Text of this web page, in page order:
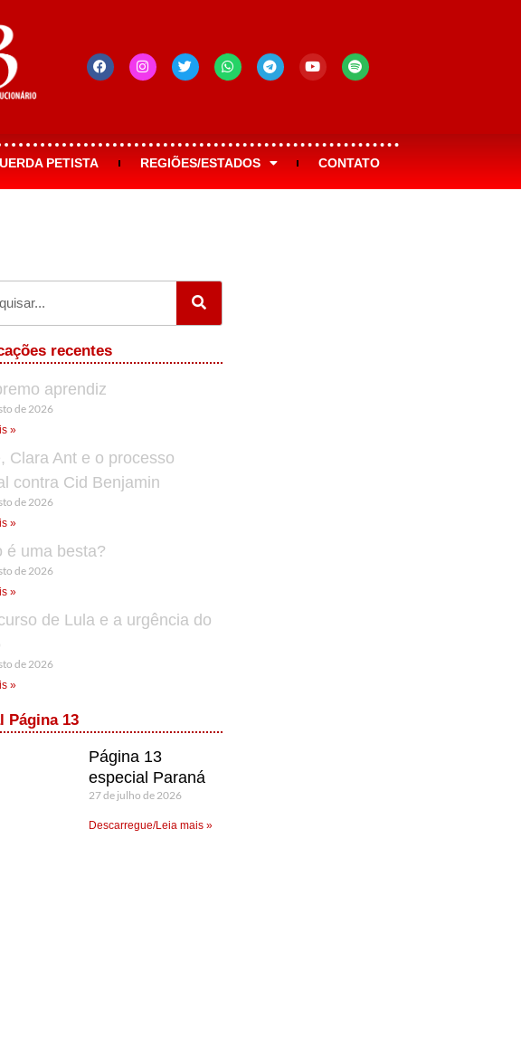
PETISTA REGIÕES/ESTADOS CONTATO
recentes
aprendiz
de 2026
»
Clara Ant e o processo
contra Cid Benjamin
de 2026
»
é uma besta?
de 2026
»
de Lula e a urgência do
de 2026
»
Página 13
Página 13
especial Paraná
27 de julho de 2026
Descarregue/Leia mais »